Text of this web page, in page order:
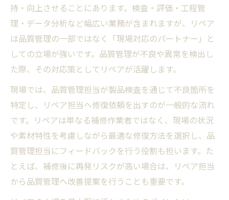
持・向上させることにあります。検査・評価・工程管
理・データ分析など幅広い業務が含まれますが、リペア
は品質管理の一部ではなく「現場対応のパートナー」と
しての立場が強いです。品質管理が不良や異常を検出し
た際、その対応策としてリペアが活躍します。
現場では、品質管理担当が製品検査を通じて不良箇所を
特定し、リペア担当へ修復依頼を出すのが一般的な流れ
です。リペアは単なる補修作業者ではなく、現場の状況
や素材特性を考慮しながら最適な修復方法を選択し、品
質管理担当にフィードバックを行う役割も担います。た
とえば、補修後に再発リスクが高い場合は、リペア担当
から品質管理へ改善提案を行うことも重要です。